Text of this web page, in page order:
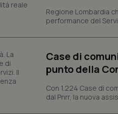
Regione Lombardia
performance del
Case di
punto della
Con 1.224 Case di
dal Pnrr, la nuova
e l'accesso